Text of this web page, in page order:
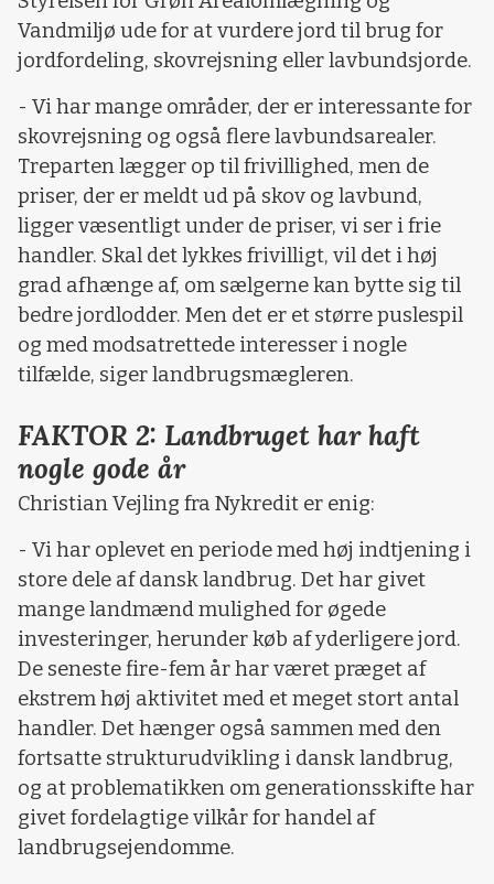
Vandmiljø ude for at vurdere jord til brug for
jordfordeling, skovrejsning eller lavbundsjorde.
- Vi har mange områder, der er interessante for
skovrejsning og også flere lavbundsarealer.
Treparten lægger op til frivillighed, men de
priser, der er meldt ud på skov og lavbund,
ligger væsentligt under de priser, vi ser i frie
handler. Skal det lykkes frivilligt, vil det i høj
grad afhænge af, om sælgerne kan bytte sig til
bedre jordlodder. Men det er et større puslespil
og med modsatrettede interesser i nogle
tilfælde, siger landbrugsmægleren.
FAKTOR 2: Landbruget har haft
nogle gode år
Christian Vejling fra Nykredit er enig:
- Vi har oplevet en periode med høj indtjening i
store dele af dansk landbrug. Det har givet
mange landmænd mulighed for øgede
investeringer, herunder køb af yderligere jord.
De seneste fire-fem år har været præget af
ekstrem høj aktivitet med et meget stort antal
handler. Det hænger også sammen med den
fortsatte strukturudvikling i dansk landbrug,
og at problematikken om generationsskifte har
givet fordelagtige vilkår for handel af
landbrugsejendomme.